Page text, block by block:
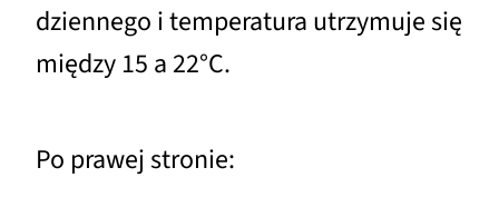
dziennego i temperatura utrzymuje się
między 15 a 22°C.
Po prawej stronie: